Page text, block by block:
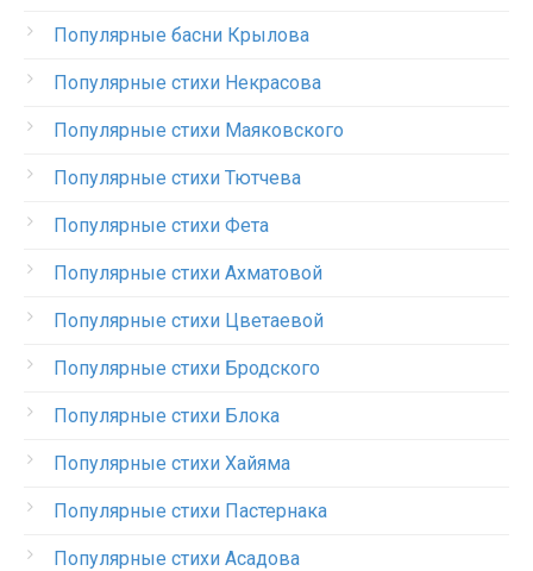
Популярные басни Крылова
Популярные стихи Некрасова
Популярные стихи Маяковского
Популярные стихи Тютчева
Популярные стихи Фета
Популярные стихи Ахматовой
Популярные стихи Цветаевой
Популярные стихи Бродского
Популярные стихи Блока
Популярные стихи Хайяма
Популярные стихи Пастернака
Популярные стихи Асадова